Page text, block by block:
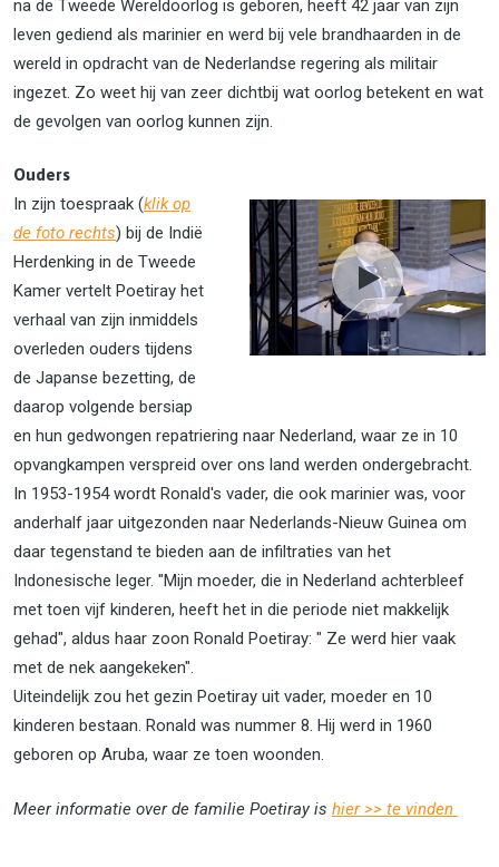
na de Tweede Wereldoorlog is geboren, heeft 42 jaar van zijn
leven gediend als marinier en werd bij vele brandhaarden in de
wereld in opdracht van de Nederlandse regering als militair
ingezet. Zo weet hij van zeer dichtbij wat oorlog betekent en wat
de gevolgen van oorlog kunnen zijn.
Ouders
In zijn toespraak (klik op
de foto rechts) bij de Indië
Herdenking in de Tweede
Kamer vertelt Poetiray het
verhaal van zijn inmiddels
overleden ouders tijdens
de Japanse bezetting, de
daarop volgende bersiap
en hun gedwongen repatriering naar Nederland, waar ze in 10
opvangkampen verspreid over ons land werden ondergebracht.
In 1953-1954 wordt Ronald's vader, die ook marinier was, voor
anderhalf jaar uitgezonden naar Nederlands-Nieuw Guinea om
daar tegenstand te bieden aan de infiltraties van het
Indonesische leger. "Mijn moeder, die in Nederland achterbleef
met toen vijf kinderen, heeft het in die periode niet makkelijk
gehad", aldus haar zoon Ronald Poetiray: " Ze werd hier vaak
met de nek aangekeken".
Uiteindelijk zou het gezin Poetiray uit vader, moeder en 10
kinderen bestaan. Ronald was nummer 8. Hij werd in 1960
geboren op Aruba, waar ze toen woonden.
Meer informatie over de familie Poetiray is hier >> te vinden